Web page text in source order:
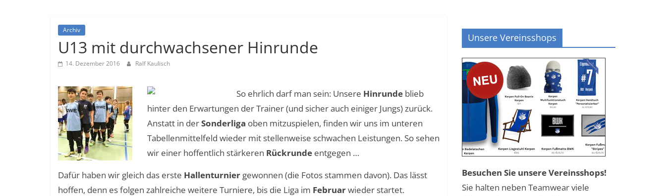
Archiv
U13 mit durchwachsener Hinrunde
14. Dezember 2016 Ralf Kaulisch
So ehrlich darf man sein: Unsere Hinrunde blieb
hinter den Erwartungen der Trainer (und sicher auch einiger Jungs) zurück.
Anstatt in derSonderliga oben mitzuspielen, finden wir uns im unteren
Tabellenmittelfeld wieder mit stellenweise schwachen Leistungen. So sehen
wir einer hoffentlich stärkeren Rückrunde entgegen …
Dafür haben wir gleich das erste Hallenturnier gewonnen (die Fotos stammen davon). Das lässt
hoffen, denn es folgen zahlreiche weitere Turniere, bis die Liga im Februarwieder startet.
Unsere Vereinsshops
Besuchen Sie unsere Vereinsshops!
Sie halten neben Teamwear viele